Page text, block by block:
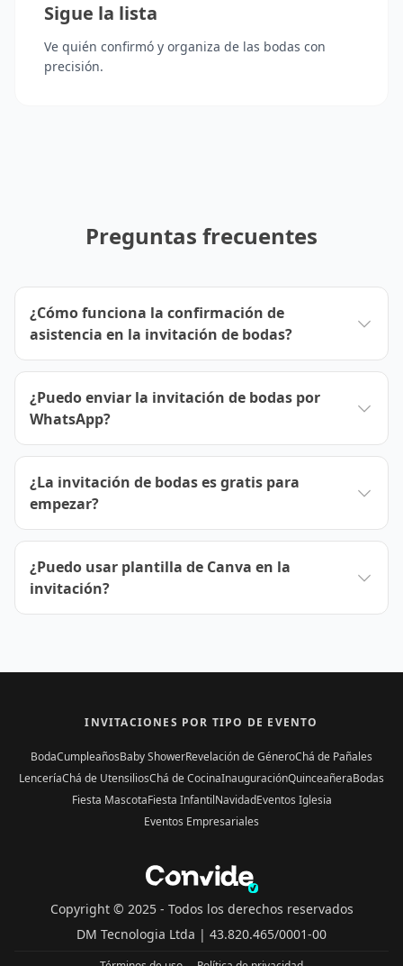
Sigue la lista
Ve quién confirmó y organiza de las bodas con
precisión.
Preguntas frecuentes
¿Cómo funciona la confirmación de
asistencia en la invitación de bodas?
¿Puedo enviar la invitación de bodas por
WhatsApp?
¿La invitación de bodas es gratis para
empezar?
¿Puedo usar plantilla de Canva en la
invitación?
INVITACIONES POR TIPO DE EVENTO
BodaCumpleañosBaby ShowerRevelación de GéneroChá de Pañales
LenceríaChá de UtensiliosChá de CocinaInauguraciónQuinceañeraBodas
Fiesta MascotaFiesta InfantilNavidadEventos Iglesia
Eventos Empresariales
Copyright © 2025 - Todos los derechos reservados
DM Tecnologia Ltda | 43.820.465/0001-00